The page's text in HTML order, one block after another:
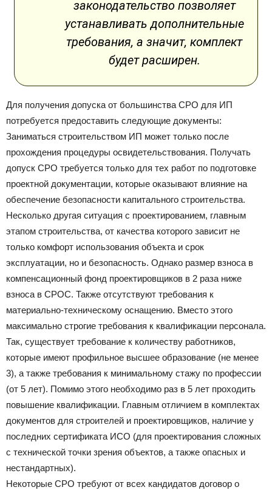
законодательство позволяет
устанавливать дополнительные
требования, а значит, комплект
будет расширен.
Для получения допуска от большинства СРО для ИП
потребуется предоставить следующие документы:
Заниматься строительством ИП может только после
прохождения процедуры освидетельствования. Получать
допуск СРО требуется только для тех работ по подготовке
проектной документации, которые оказывают влияние на
обеспечение безопасности капитального строительства.
Несколько другая ситуация с проектированием, главным
этапом строительства, от качества которого зависит не
только комфорт использования объекта и срок
эксплуатации, но и безопасность. Однако размер взноса в
компенсационный фонд проектировщиков в 2 раза ниже
взноса в СРОС. Также отсутствуют требования к
материально-техническому оснащению. Вместо этого
максимально строгие требования к квалификации персонала.
Так, существует требование к количеству работников,
которые имеют профильное высшее образование (не менее
3), а также требования к минимальному стажу по профессии
(от 5 лет). Помимо этого необходимо раз в 5 лет проходить
повышение квалификации. Главным отличием в комплектах
документов для строителей и проектировщиков, наличие у
последних сертификата ИСО (для проектирования сложных
с технической точки зрения объектов, а также опасных и
нестандартных).
Некоторые СРО требуют от всех кандидатов договор о